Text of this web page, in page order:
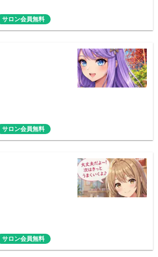
サロン会員無料
サロン会員無料
サロン会員無料